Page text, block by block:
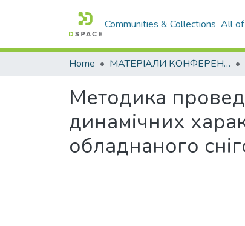
Communities & Collections All of
Home МАТЕРІАЛИ КОНФЕРЕНЦІЙ
Методика
динамічних
обладнаного